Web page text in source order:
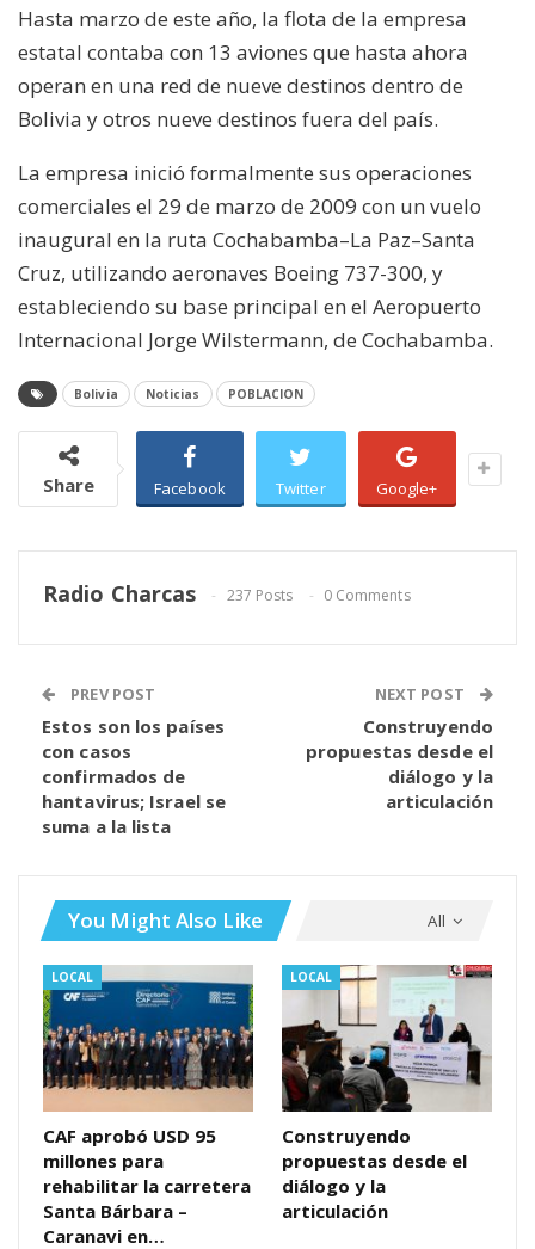
Hasta marzo de este año, la flota de la empresa
estatal contaba con 13 aviones que hasta ahora
operan en una red de nueve destinos dentro de
Bolivia y otros nueve destinos fuera del país.
La empresa inició formalmente sus operaciones
comerciales el 29 de marzo de 2009 con un vuelo
inaugural en la ruta Cochabamba–La Paz–Santa
Cruz, utilizando aeronaves Boeing 737-300, y
estableciendo su base principal en el Aeropuerto
Internacional Jorge Wilstermann, de Cochabamba.
Bolivia Noticias POBLACION
Share Facebook Twitter Google+
Radio Charcas 237 Posts 0 Comments
PREV POST
Estos son los países
con casos
confirmados de
hantavirus; Israel se
suma a la lista
NEXT POST
Construyendo
propuestas desde el
diálogo y la
articulación
All
You Might Also Like
LOCAL
CAF aprobó USD 95
millones para
rehabilitar la carretera
Santa Bárbara –
Caranavi en…
LOCAL
Construyendo
propuestas desde el
diálogo y la
articulación